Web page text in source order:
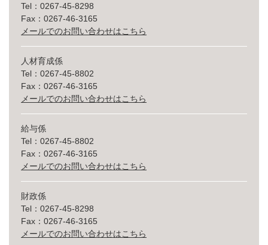
Tel：0267-45-8298
Fax：0267-46-3165
メールでのお問い合わせはこちら
人材育成係
Tel：0267-45-8802
Fax：0267-46-3165
メールでのお問い合わせはこちら
給与係
Tel：0267-45-8802
Fax：0267-46-3165
メールでのお問い合わせはこちら
財政係
Tel：0267-45-8298
Fax：0267-46-3165
メールでのお問い合わせはこちら